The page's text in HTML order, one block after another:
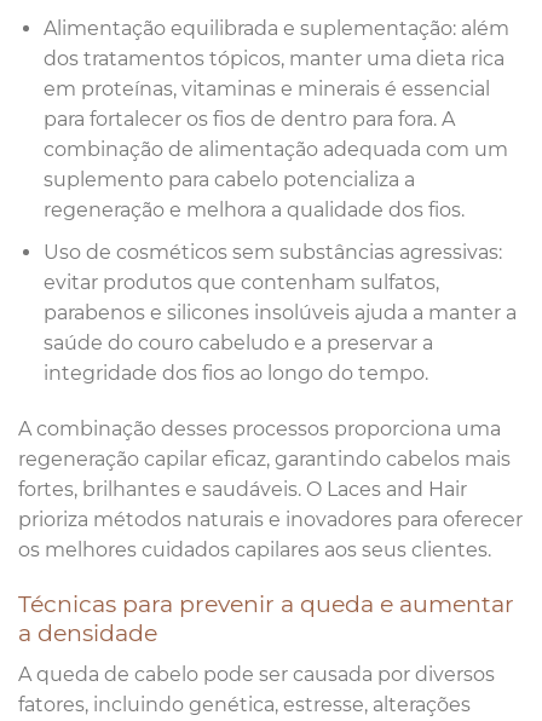
Alimentação equilibrada e suplementação: além
dos tratamentos tópicos, manter uma dieta rica
em proteínas, vitaminas e minerais é essencial
para fortalecer os fios de dentro para fora. A
combinação de alimentação adequada com um
suplemento para cabelo potencializa a
regeneração e melhora a qualidade dos fios.
Uso de cosméticos sem substâncias agressivas:
evitar produtos que contenham sulfatos,
parabenos e silicones insolúveis ajuda a manter a
saúde do couro cabeludo e a preservar a
integridade dos fios ao longo do tempo.
A combinação desses processos proporciona uma
regeneração capilar eficaz, garantindo cabelos mais
fortes, brilhantes e saudáveis. O Laces and Hair
prioriza métodos naturais e inovadores para oferecer
os melhores cuidados capilares aos seus clientes.
Técnicas para prevenir a queda e aumentar
a densidade
A queda de cabelo pode ser causada por diversos
fatores, incluindo genética, estresse, alterações